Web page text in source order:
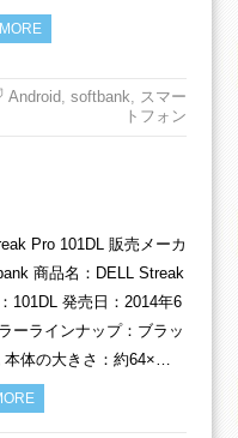
Android ,softbank
スマー
トフォン
Pro 101DL 販売メーカ
商品名：DELL Streak
101DL 発売日：2014年6
ーラインナップ：ブラッ
本体の大きさ：約64×…